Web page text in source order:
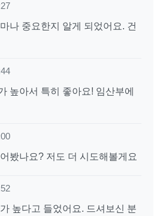
나 중요한지 알게 되었어요. 건
높아서 특히 좋아요! 임산부에
봤나요? 저도 더 시도해볼게요
높다고 들었어요. 드셔보신 분